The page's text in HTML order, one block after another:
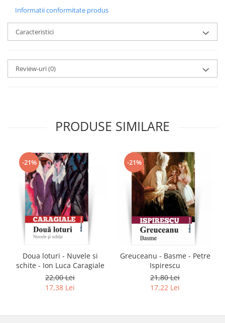
Informatii conformitate produs
Caracteristici
Review-uri(0)
PRODUSE SIMILARE
-21%
Doua loturi - Nuvele si
schite - Ion Luca Caragiale
22,00 Lei
17,38 Lei
-21%
Greuceanu - Basme - Petre
Ispirescu
21,80 Lei
17,22 Lei